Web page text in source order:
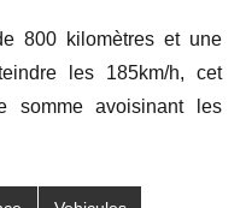
800 kilomètres et une
les 185km/h, cet
somme avoisinant les